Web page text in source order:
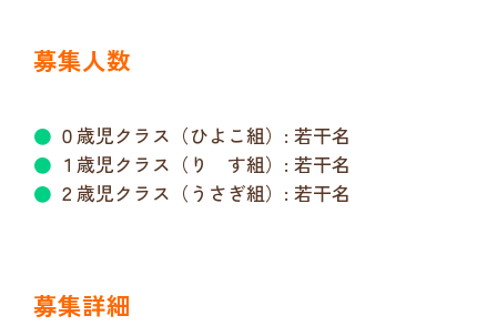
募集人数
● ０歳児クラス（ひよこ組）: 若干名
● １歳児クラス（り す組）: 若干名
● ２歳児クラス（うさぎ組）: 若干名
募集詳細